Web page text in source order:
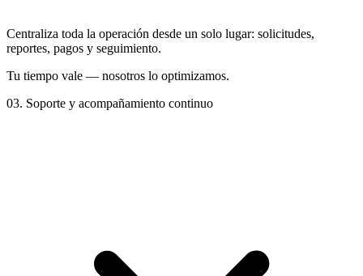
Centraliza toda la operación desde un solo lugar: solicitudes,
reportes, pagos y seguimiento.
Tu tiempo vale — nosotros lo optimizamos.
03. Soporte y acompañamiento continuo